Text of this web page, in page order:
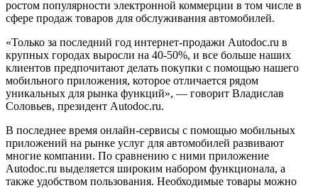
ростом популярности электронной коммерции в том числе в
сфере продаж товаров для обслуживания автомобилей.
«Только за последний год интернет-продажи Autodoc.ru в
крупных городах выросли на 40-50%, и все больше наших
клиентов предпочитают делать покупки с помощью нашего
мобильного приложения, которое отличается рядом
уникальных для рынка функций», — говорит Владислав
Соловьев, президент Autodoc.ru.
В последнее время онлайн-сервисы с помощью мобильных
приложений на рынке услуг для автомобилей развивают
многие компании. По сравнению с ними приложение
Autodoc.ru выделяется широким набором функционала, а
также удобством пользования. Необходимые товары можно